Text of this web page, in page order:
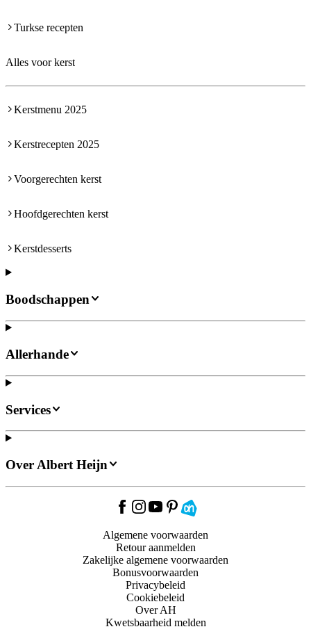
Turkse recepten
Alles voor kerst
Kerstmenu 2025
Kerstrecepten 2025
Voorgerechten kerst
Hoofdgerechten kerst
Kerstdesserts
Boodschappen
Allerhande
Services
Over Albert Heijn
Algemene voorwaarden
Retour aanmelden
Zakelijke algemene voorwaarden
Bonusvoorwaarden
Privacybeleid
Cookiebeleid
Over AH
Kwetsbaarheid melden